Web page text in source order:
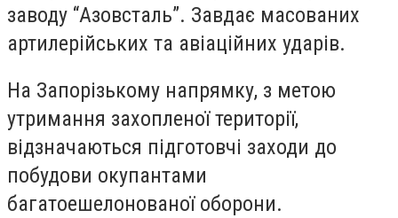
заводу “Азовсталь”. Завдає масованих
артилерійських та авіаційних ударів.
На Запорізькому напрямку, з метою
утримання захопленої території,
відзначаються підготовчі заходи до
побудови окупантами
багатоешелонованої оборони.